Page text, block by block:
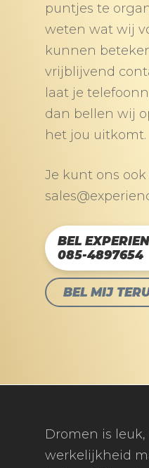
puntjes te
weten wat wij
kunnen
vrijblijvend
laat je
dan bellen wij
het jou uitkomt.
Je kunt ons
BEL
085-4897654
BEL MIJ
Dromen is
werkelijkheid